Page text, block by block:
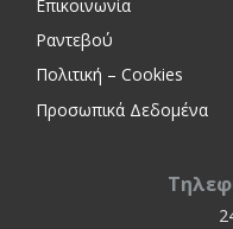
Επικοινωνία
Ραντεβού
Πολιτική – Cookies
Προσωπικά Δεδομένα